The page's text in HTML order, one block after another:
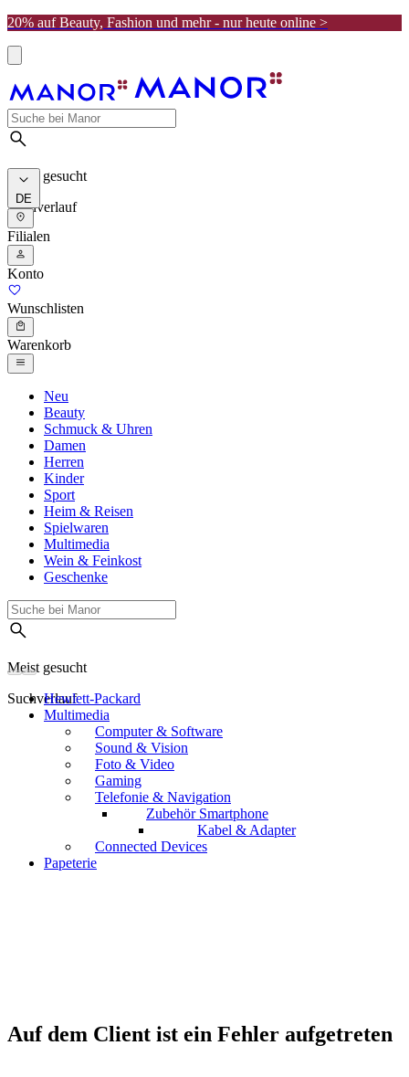
20% auf Beauty, Fashion und mehr - nur heute online >
Meist gesucht
Suchverlauf
DE
Filialen
Konto
Wunschlisten
Warenkorb
Neu
Beauty
Schmuck & Uhren
Damen
Herren
Kinder
Sport
Heim & Reisen
Spielwaren
Multimedia
Wein & Feinkost
Geschenke
Meist gesucht
SuchverlaufHewlett-Packard
Multimedia
Computer & Software
Sound & Vision
Foto & Video
Gaming
Telefonie & Navigation
Zubehör Smartphone
Kabel & Adapter
Connected Devices
Papeterie
Auf dem Client ist ein Fehler aufgetreten